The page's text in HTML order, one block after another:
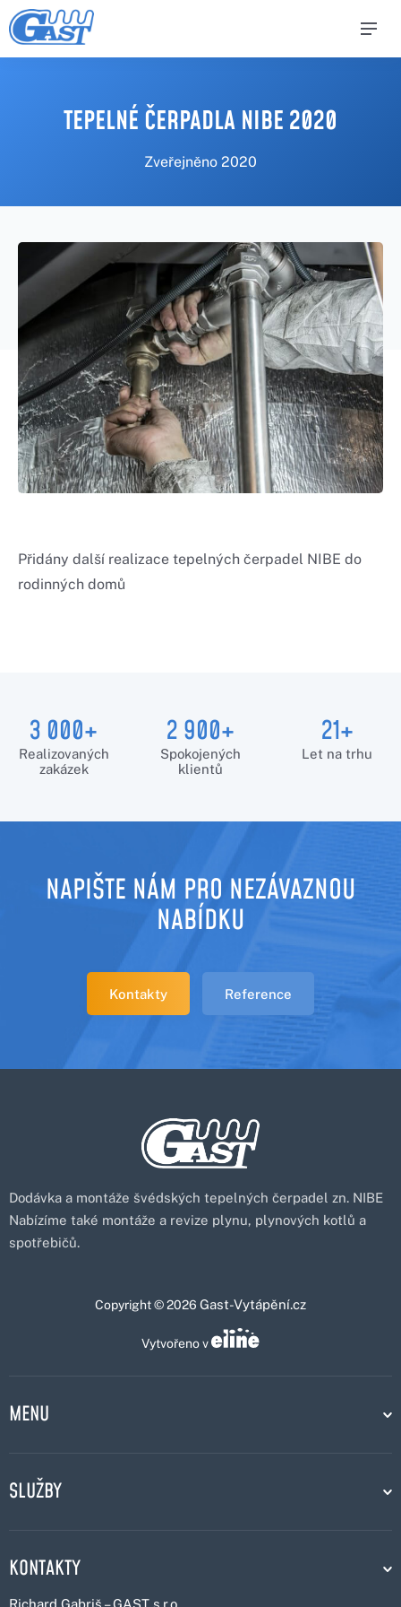
TEPELNÉ ČERPADLA NIBE 2020
Zveřejněno 2020
Přidány další realizace tepelných čerpadel NIBE do
rodinných domů
3 000+
Realizovaných
zakázek
2 900+
Spokojených
klientů
21+
Let na trhu
NAPIŠTE NÁM PRO NEZÁVAZNOU
NABÍDKU
Kontakty Reference
Dodávka a montáže švédských tepelných čerpadel zn. NIBE
Nabízíme také montáže a revize plynu, plynových kotlů a
spotřebičů.
Copyright © 2026 Gast-Vytápění.cz
Vytvořeno v
MENU
SLUŽBY
KONTAKTY
Richard Gabriš – GAST s.r.o.